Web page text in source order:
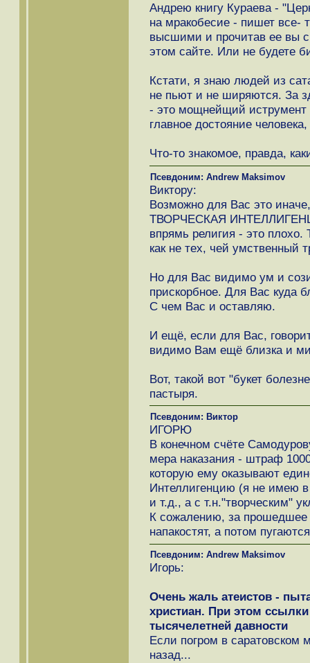
Андрею книгу Кураева -
на мракобесие - пишет все-
высшими и прочитав ее вы
этом сайте. Или не будете
Кстати, я знаю людей из
не пьют и не ширяются. За
- это мощнейщий иструмент
главное достояние человека,
Что-то знакомое, правда,
Псевдоним: Andrew Maksimov
Виктору:
Возможно для Вас это
ТВОРЧЕСКАЯ
впрямь религия - это
как не тех, чей умственный
Но для Вас видимо ум и
прискорбное. Для Вас куда
С чем Вас и оставляю.
И ещё, если для Вас,
видимо Вам ещё близка и
Вот, такой вот "букет
пастыря.
Псевдоним: Виктор
ИГОРЮ
В конечном счёте
мера наказания - штраф
которую ему оказывают
Интеллигенцию (я не имею
и т.д., а с т.н."творческим"
К сожалению, за прошедшее
напакостят, а потом
Псевдоним: Andrew Maksimov
Игорь:
Очень жаль атеистов -
христиан. При этом
тысячелетней давности
Если погром в саратовском
назад...